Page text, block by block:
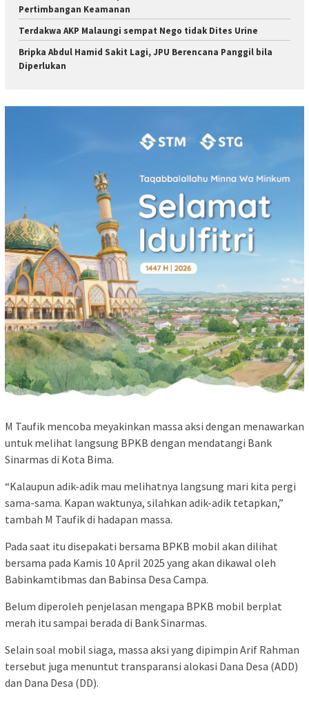
Pertimbangan Keamanan
Terdakwa AKP Malaungi sempat Nego tidak Dites Urine
Bripka Abdul Hamid Sakit Lagi, JPU Berencana Panggil bila
Diperlukan
M Taufik mencoba meyakinkan massa aksi dengan menawarkan
untuk melihat langsung BPKB dengan mendatangi Bank
Sinarmas di Kota Bima.
“Kalaupun adik-adik mau melihatnya langsung mari kita pergi
sama-sama. Kapan waktunya, silahkan adik-adik tetapkan,”
tambah M Taufik di hadapan massa.
Pada saat itu disepakati bersama BPKB mobil akan dilihat
bersama pada Kamis 10 April 2025 yang akan dikawal oleh
Babinkamtibmas dan Babinsa Desa Campa.
Belum diperoleh penjelasan mengapa BPKB mobil berplat
merah itu sampai berada di Bank Sinarmas.
Selain soal mobil siaga, massa aksi yang dipimpin Arif Rahman
tersebut juga menuntut transparansi alokasi Dana Desa (ADD)
dan Dana Desa (DD).